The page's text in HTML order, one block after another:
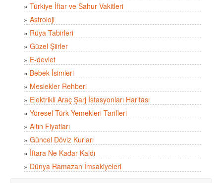
» Türkiye İftar ve Sahur Vakitleri
» Astroloji
» Rüya Tabirleri
» Güzel Şiirler
» E-devlet
» Bebek İsimleri
» Meslekler Rehberi
» Elektrikli Araç Şarj İstasyonları Haritası
» Yöresel Türk Yemekleri Tarifleri
» Altın Fiyatları
» Güncel Döviz Kurları
» İftara Ne Kadar Kaldı
» Dünya Ramazan İmsakiyeleri